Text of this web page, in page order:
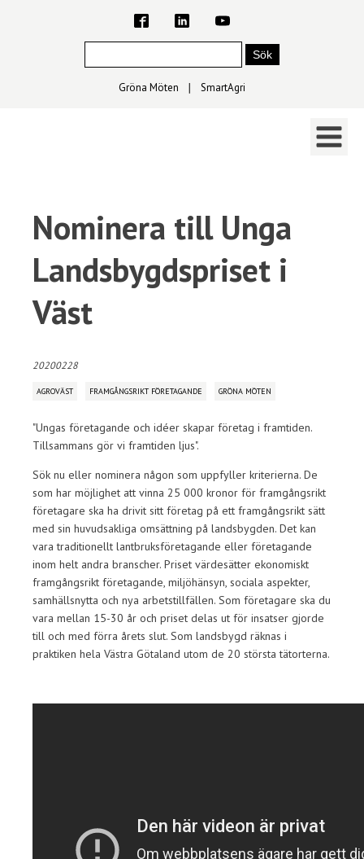
Gröna Möten ∣ SmartAgri
Nominera till Unga
Landsbygdspriset i
Väst
20200228
AGROVÄST FRAMGÅNGSRIKT FÖRETAGANDE GRÖNA MÖTEN
"Ungas företagande och idéer skapar företag i framtiden.
Tillsammans gör vi framtiden ljus".
Sök nu eller nominera någon som uppfyller kriterierna. De
som har möjlighet att vinna 25 000 kronor för framgångsrikt
företagare ska ha drivit sitt företag på ett framgångsrikt sätt
med sin huvudsakliga omsättning på landsbygden. Det kan
vara traditionellt lantbruksföretagande eller företagande
inom helt andra branscher. Priset värdesätter ekonomiskt
framgångsrikt företagande, miljöhänsyn, sociala aspekter,
samhällsnytta och nya arbetstillfällen. Som företagare ska du
vara mellan 15-30 år och priset delas ut för insatser gjorde
till och med förra årets slut. Som landsbygd räknas i
praktiken hela Västra Götaland utom de 20 största tätorterna.